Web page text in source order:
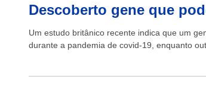
Descoberto gene que
Um estudo britânico recente indica que um
durante a pandemia de covid-19, enquanto